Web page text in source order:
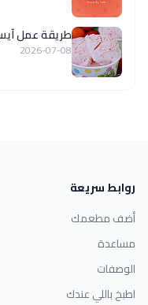
طريقة عمل
2026-07-08
روابط سريعة
أضف مطعمك
مساعدة
الوصفات
اطبخ باللي عندك